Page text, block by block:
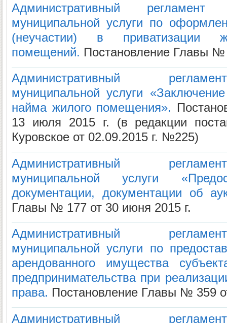
Административный
муниципальной услуги по
(неучастии) в приватизации
помещений. Постановление Главы №
Административный
муниципальной услуги
найма жилого помещения».
13 июля 2015 г. (в редакции
Куровское от 02.09.2015 г. №225)
Административный
муниципальной услуги
документации, документации об
Главы № 177 от 30 июня 2015 г.
Административный
муниципальной услуги по
арендованного имущества
предпринимательства при
права. Постановление Главы № 359
Административный